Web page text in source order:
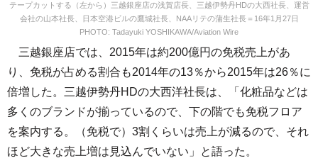
テープカットする（左から）三越銀座店の浅賀店長、三越伊勢丹HDの大西社長、運営
会社の山本社長、日本空港ビルの鷹城社長、NAAリテの蒲生社長＝16年1月27日
PHOTO: Tadayuki YOSHIKAWA/Aviation Wire
三越銀座店では、2015年は約200億円の免税売上があ
り、免税が占める割合も2014年の13％から2015年は26％に
倍増した。三越伊勢丹HDの大西洋社長は、「化粧品などは
多くのブランドが揃っているので、下の階でも免税フロア
を案内する。（免税で）3割くらいは売上が減るので、それ
ほど大きな売上増は見込んでいない」と語った。